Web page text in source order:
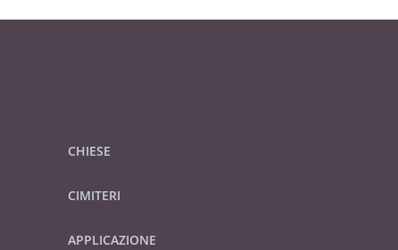
CHIESE
CIMITERI
APPLICAZIONE